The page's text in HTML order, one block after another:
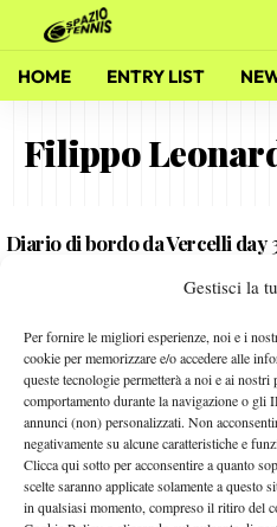
Gestisci la
Per fornire le migliori esperienze, noi e i
cookie per memorizzare e/o accedere alle
queste tecnologie permetterà a noi e ai
comportamento durante la navigazione o gli
annunci (non) personalizzati. Non
negativamente su alcune caratteristiche e
Clicca qui sotto per acconsentire a quanto
scelte saranno applicate solamente a
in qualsiasi momento, compreso il ritiro del
HOME ENTRY LIST
Filippo
Diario di bordo da Vercelli day
ITF: Germania sugli scudi
9 Novembre 2011
Redazione